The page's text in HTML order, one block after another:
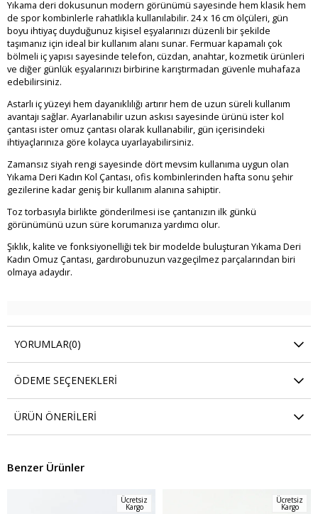
Yıkama deri dokusunun modern görünümü sayesinde hem klasik hem
de spor kombinlerle rahatlıkla kullanılabilir. 24 x 16 cm ölçüleri, gün
boyu ihtiyaç duyduğunuz kişisel eşyalarınızı düzenli bir şekilde
taşımanız için ideal bir kullanım alanı sunar. Fermuar kapamalı çok
bölmeli iç yapısı sayesinde telefon, cüzdan, anahtar, kozmetik ürünleri
ve diğer günlük eşyalarınızı birbirine karıştırmadan güvenle muhafaza
edebilirsiniz.
Astarlı iç yüzeyi hem dayanıklılığı artırır hem de uzun süreli kullanım
avantajı sağlar. Ayarlanabilir uzun askısı sayesinde ürünü ister kol
çantası ister omuz çantası olarak kullanabilir, gün içerisindeki
ihtiyaçlarınıza göre kolayca uyarlayabilirsiniz.
Zamansız siyah rengi sayesinde dört mevsim kullanıma uygun olan
Yıkama Deri Kadın Kol Çantası, ofis kombinlerinden hafta sonu şehir
gezilerine kadar geniş bir kullanım alanına sahiptir.
Toz torbasıyla birlikte gönderilmesi ise çantanızın ilk günkü
görünümünü uzun süre korumanıza yardımcı olur.
Şıklık, kalite ve fonksiyonelliği tek bir modelde buluşturan Yıkama Deri
Kadın Omuz Çantası, gardırobunuzun vazgeçilmez parçalarından biri
olmaya adaydır.
YORUMLAR(0)
ÖDEME SEÇENEKLERI
ÜRÜN ÖNERILERI
Benzer Ürünler
Ücretsiz
Kargo
Ücretsiz
Kargo